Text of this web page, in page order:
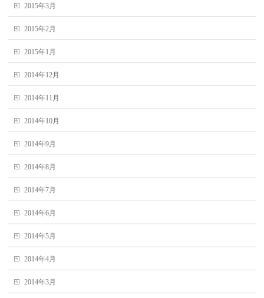
2015年3月
2015年2月
2015年1月
2014年12月
2014年11月
2014年10月
2014年9月
2014年8月
2014年7月
2014年6月
2014年5月
2014年4月
2014年3月